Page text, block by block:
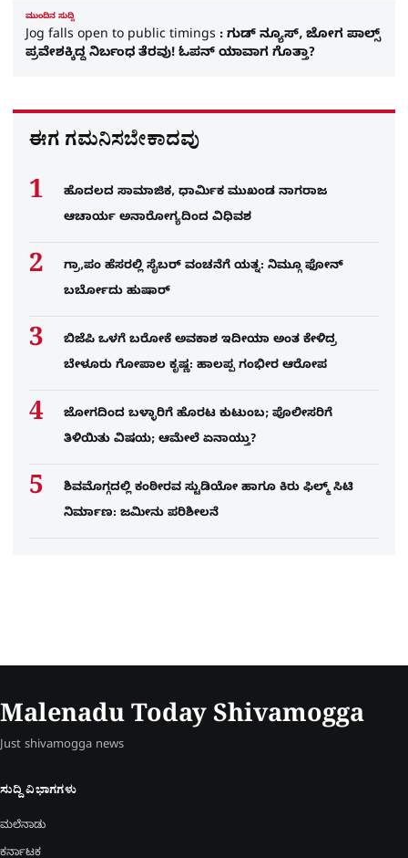
ಮುಂದಿನ ಸುದ್ದಿ
Jog falls open to public timings : ಗುಡ್​ ನ್ಯೂಸ್​, ಜೋಗ ಪಾಲ್ಸ್
ಪ್ರವೇಶಕ್ಕಿದ್ದ ನಿರ್ಬಂಧ ತೆರವು! ಓಪನ್ ಯಾವಾಗ ಗೊತ್ತಾ?
ಈಗ ಗಮನಿಸಬೇಕಾದವು
ಹೊದಲದ ಸಾಮಾಜಿಕ, ಧಾರ್ಮಿಕ ಮುಖಂಡ ನಾಗರಾಜ
ಆಚಾರ್ಯ ಅನಾರೋಗ್ಯದಿಂದ ವಿಧಿವಶ
ಗ್ರಾ,ಪಂ ಹೆಸರಲ್ಲಿ ಸೈಬ‌ರ್ ವಂಚನೆಗೆ ಯತ್ನ: ನಿಮ್ಗೂ ಫೋನ್​
ಬರ್ಬೋದು ಹುಷಾರ್​​
ಬಿಜೆಪಿ ಒಳಗೆ ಬರೋಕೆ ಅವಕಾಶ ಇದೀಯಾ ಅಂತ ಕೇಳಿದ್ರ
ಬೇಳೂರು ಗೋಪಾಲ ಕೃಷ್ಣ: ಹಾಲಪ್ಪ ಗಂಭೀರ ಆರೋಪ
ಜೋಗದಿಂದ ಬಳ್ಳಾರಿಗೆ ಹೊರಟ ಕುಟುಂಬ; ಪೊಲೀಸರಿಗೆ
ತಿಳಿಯಿತು ವಿಷಯ; ಆಮೇಲೆ ಏನಾಯ್ತು?
ಶಿವಮೊಗ್ಗದಲ್ಲಿ ಕಂಠೀರವ ಸ್ಟುಡಿಯೋ ಹಾಗೂ ಕಿರು ಫಿಲ್ಮ್ ಸಿಟಿ
ನಿರ್ಮಾಣ: ಜಮೀನು ಪರಿಶೀಲನೆ
Malenadu Today Shivamogga
Just shivamogga news
ಸುದ್ದಿ ವಿಭಾಗಗಳು
ಮಲೆನಾಡು
ಕರ್ನಾಟಕ